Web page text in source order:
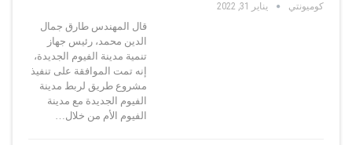
كوميونتي يناير 31, 2022
قال المهندس طارق جمال
الدين محمد، رئيس جهاز
تنمية مدينة الفيوم الجديدة،
إنه تمت الموافقة على تنفيذ
مشروع طريق لربط مدينة
الفيوم الجديدة مع مدينة
الفيوم الأم من خلال…